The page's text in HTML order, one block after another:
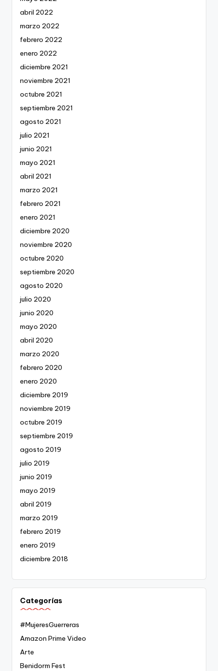
abril 2022
marzo 2022
febrero 2022
enero 2022
diciembre 2021
noviembre 2021
octubre 2021
septiembre 2021
agosto 2021
julio 2021
junio 2021
mayo 2021
abril 2021
marzo 2021
febrero 2021
enero 2021
diciembre 2020
noviembre 2020
octubre 2020
septiembre 2020
agosto 2020
julio 2020
junio 2020
mayo 2020
abril 2020
marzo 2020
febrero 2020
enero 2020
diciembre 2019
noviembre 2019
octubre 2019
septiembre 2019
agosto 2019
julio 2019
junio 2019
mayo 2019
abril 2019
marzo 2019
febrero 2019
enero 2019
diciembre 2018
Categorías
#MujeresGuerreras
Amazon Prime Video
Arte
Benidorm Fest